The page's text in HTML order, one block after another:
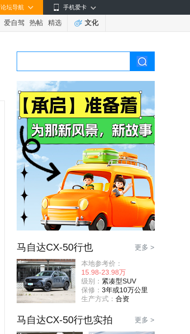
手机爱卡
论坛导航
爱自驾 热帖 精选 文化
马自达CX-50行也 更多 >
本地参考价：
15.98-23.98万
级别： 紧凑型SUV
保修： 3年或10万公里
生产方式： 合资
马自达CX-50行也实拍 更多 >